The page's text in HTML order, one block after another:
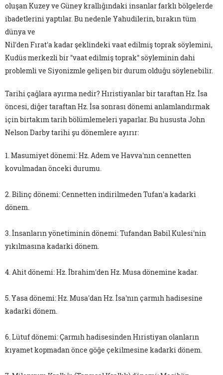
oluşan Kuzey ve Güney krallığındaki insanlar farklı bölgelerde
ibadetlerini yaptılar. Bu nedenle Yahudilerin, bırakın tüm
dünya ve
Nil'den Fırat'a kadar şeklindeki vaat edilmiş toprak söylemini,
Kudüs merkezli bir "vaat edilmiş toprak" söyleminin dahi
problemli ve Siyonizmle gelişen bir durum olduğu söylenebilir.
Tarihi çağlara ayırma nedir? Hıristiyanlar bir taraftan Hz. İsa
öncesi, diğer taraftan Hz. İsa sonrası dönemi anlamlandırmak
için birtakım tarih bölümlemeleri yaparlar. Bu hususta John
Nelson Darby tarihi şu dönemlere ayırır:
1. Masumiyet dönemi: Hz. Adem ve Havva'nın cennetten
kovulmadan önceki durumu.
2. Bilinç dönemi: Cennetten indirilmeden Tufan'a kadarki
dönem.
3. İnsanların yönetiminin dönemi: Tufandan Babil Kulesi'nin
yıkılmasına kadarki dönem.
4. Ahit dönemi: Hz. İbrahim'den Hz. Musa dönemine kadar.
5. Yasa dönemi: Hz. Musa'dan Hz. İsa'nın çarmıh hadisesine
kadarki dönem.
6. Lütuf dönemi: Çarmıh hadisesinden Hıristiyan olanların
kıyamet kopmadan önce göğe çekilmesine kadarki dönem.